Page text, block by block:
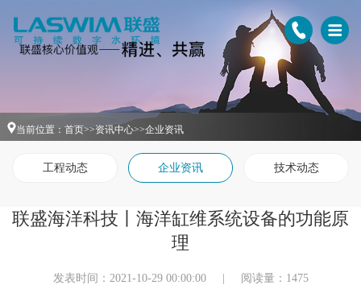
当前位置： 首页>>资讯中心>>企业资讯
工程动态 企业资讯 技术动态
联盛海洋科技丨海洋缸维系统设备的功能原
理
发表时间：2021-10-29 00:00:00 阅读量：1475